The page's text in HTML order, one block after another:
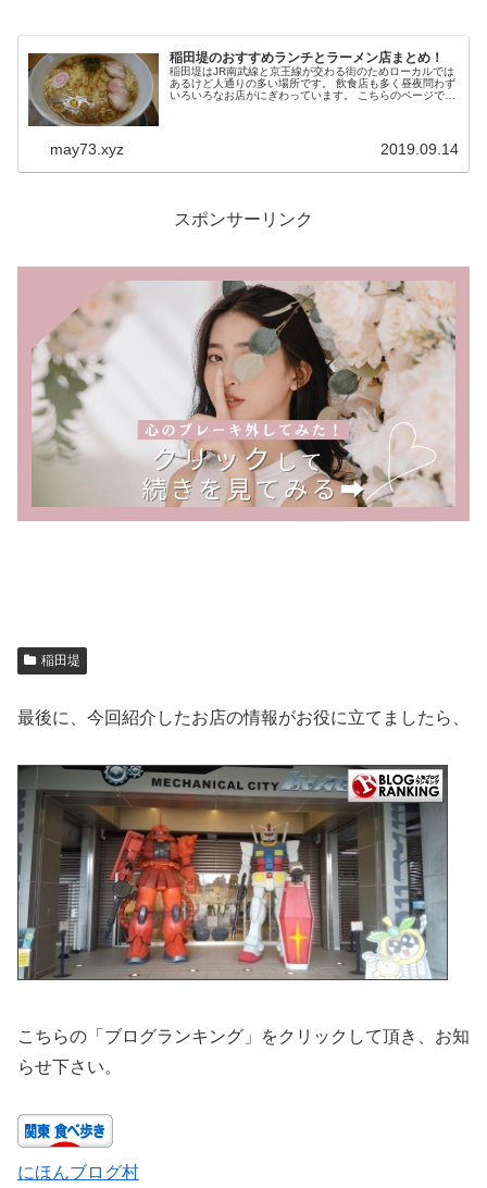
稲田堤のおすすめランチとラーメン店まとめ！
稲田堤はJR南武線と京王線が交わる街のためローカルでは
あるけど人通りの多い場所です。 飲食店も多く昼夜問わず
いろいろなお店がにぎわっています。 こちらのページでは
may73.xyz 2019.09.14
スポンサーリンク
稲田堤
最後に、今回紹介したお店の情報がお役に立てましたら、
こちらの「ブログランキング」をクリックして頂き、お知
らせ下さい。
にほんブログ村